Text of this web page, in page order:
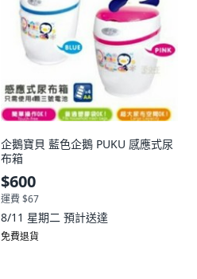
企鵝寶貝 藍色企鵝 PUKU 感應式尿
布箱
$600
運費 $67
8/11 星期二 預計送達
免費退貨